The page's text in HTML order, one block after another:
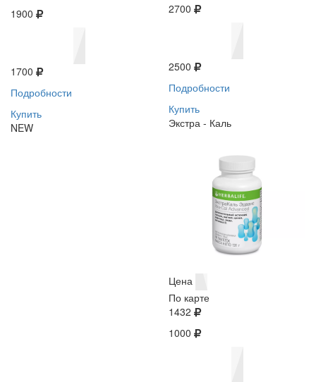
1900
1700
Подробности
Купить
NEW
2700
2500
Подробности
Купить
Экстра - Каль
Цена
По карте
1432
1000